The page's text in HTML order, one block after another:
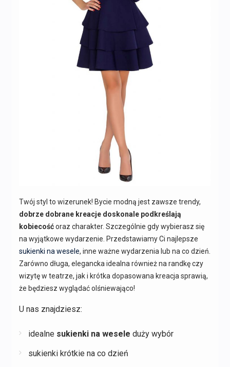
Twój styl to wizerunek! Bycie modną jest zawsze trendy,
dobrze dobrane kreacje doskonale podkreślają
kobiecośćoraz charakter. Szczególnie gdy wybierasz się
na wyjątkowe wydarzenie. Przedstawiamy Ci najlepsze
sukienki na wesele, inne ważne wydarzenia lub na co dzień.
Zarówno długa, elegancka idealna również na randkę czy
wizytę w teatrze, jak i krótka dopasowana kreacja sprawią,
że będziesz wyglądać olśniewająco!
U nas znajdziesz:
idealne sukienki na wesele duży wybór
sukienki krótkie na co dzień